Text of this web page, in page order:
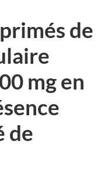
de
mg en
de